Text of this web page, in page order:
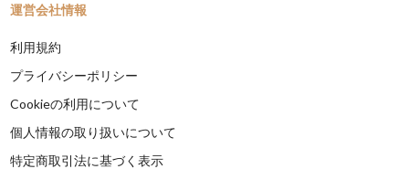
運営会社情報
利用規約
プライバシーポリシー
Cookieの利用について
個人情報の取り扱いについて
特定商取引法に基づく表示